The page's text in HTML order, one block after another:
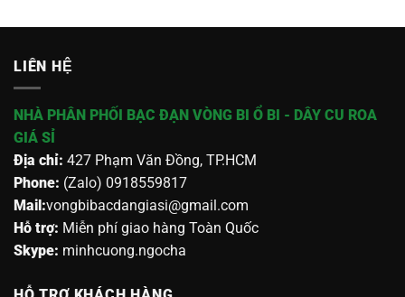
LIÊN HỆ
NHÀ PHÂN PHỐI BẠC ĐẠN VÒNG BI Ổ BI - DÂY CU ROA
GIÁ SỈ
Địa chỉ: 427 Phạm Văn Đồng, TP.HCM
Phone: (Zalo) 0918559817
Mail:vongbibacdangiasi@gmail.com
Hỗ trợ: Miễn phí giao hàng Toàn Quốc
Skype: minhcuong.ngocha